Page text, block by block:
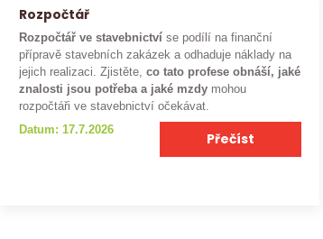
Rozpočtář
Rozpočtář ve stavebnictví se podílí na finanční
přípravě stavebních zakázek a odhaduje náklady na
jejich realizaci. Zjistěte,co tato profese obnáší, jaké
znalosti jsou potřeba a jaké mzdy mohou
rozpočtáři ve stavebnictví očekávat.
Datum: 17.7.2026
Přečíst